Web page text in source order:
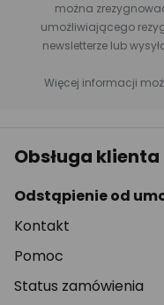
można
umożliwiającego
newsletterze lub
Więcej informacji
Obsługa klienta
Odstąpienie od
Kontakt
Pomoc
Status zamówienia